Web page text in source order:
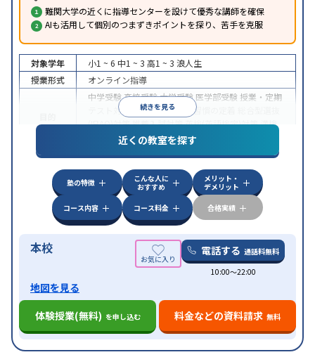
難関大学の近くに指導センターを設けて優秀な講師を確保
AIも活用して個別のつまずきポイントを探り、苦手を克服
続きを見る
対象学年 小1 ~ 6 中1 ~ 3 高1 ~ 3 浪人生
授業形式
オンライン指導
中学受験高校受験大学受験 医学部受験 授業・定期
テスト対策
内申点対策 学習習慣の定着
(旧AO)対策推薦入試対策英検(英語検定)対策漢検
(漢字検定)対策
中高一貫校生に対応成績保証制度あり授業の振替
可能不登校生に対応学習にPC・タブレットを利用
オンライン対応1科目から受講可能
近くの教室を探す
塾の特徴
こんな人に
おすすめ
メリット・
デメリット
コース内容
コース料金 合格実績
本校 電話する 通話料無料
10:00〜22:00
地図を見る
体験授業(無料) を申し込む 料金などの資料請求 無料